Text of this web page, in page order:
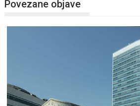
Povezane objave